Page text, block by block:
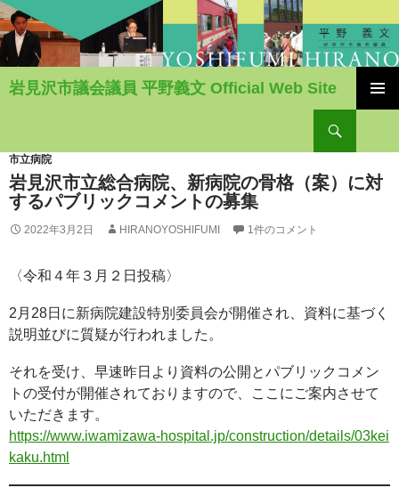
岩見沢市議会議員 平野義文 Official Web Site
ン
ツ
へ
移
動
市立病院
岩見沢市立総合病院、新病院の骨格（案）に対
するパブリックコメントの募集
2022年3月2日 HIRANOYOSHIFUMI 1件のコメント
〈令和４年３月２日投稿〉
2月28日に新病院建設特別委員会が開催され、資料に基づく
説明並びに質疑が行われました。
それを受け、早速昨日より資料の公開とパブリックコメン
トの受付が開催されておりますので、ここにご案内させて
いただきます。
https://www.iwamizawa-hospital.jp/construction/details/03kei
kaku.html